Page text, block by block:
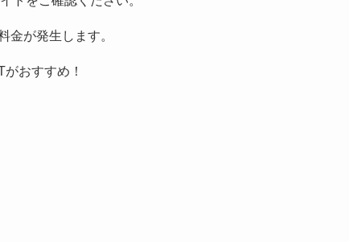
金が発生します。
おすすめ！